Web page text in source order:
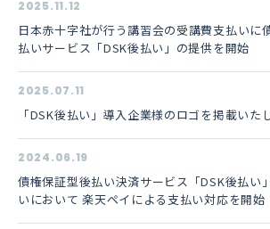
2025.11.12
日本赤十字社が行う講習会の受講費支払いに
払いサービス「DSK後払い」の提供を開始
2025.07.11
「DSK後払い」導入企業様のロゴを掲載いた
2024.06.19
債権保証型後払い決済サービス「DSK後払い
いにおいて 楽天ペイによる支払い対応を開始